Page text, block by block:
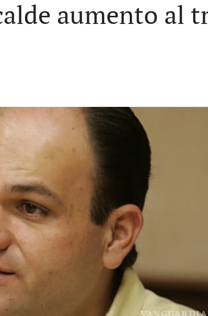
aumento al